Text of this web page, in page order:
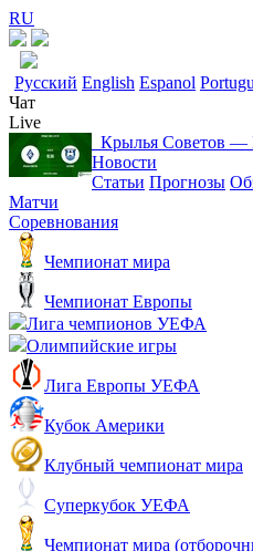
RU
Русский English Espanol
Чат
Live
Крылья Советов ―
Новости
Статьи Прогнозы
Матчи
Соревнования
Чемпионат мира
Чемпионат Европы
Лига чемпионов УЕФА
Олимпийские игры
Лига Европы УЕФА
Кубок Америки
Клубный чемпионат мира
Суперкубок УЕФА
Чемпионат мира